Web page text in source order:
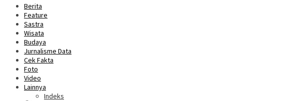
Berita
Feature
Sastra
Wisata
Budaya
Jurnalisme Data
Cek Fakta
Foto
Video
Lainnya
Indeks